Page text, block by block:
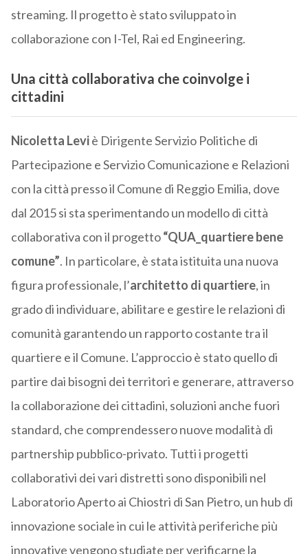
streaming. Il progetto è stato sviluppato in
collaborazione con I-Tel, Rai ed Engineering.
Una città collaborativa che coinvolge i
cittadini
Nicoletta Leviè Dirigente Servizio Politiche di
Partecipazione e Servizio Comunicazione e Relazioni
con la città presso il Comune di Reggio Emilia, dove
dal 2015 si sta sperimentando un modello di città
collaborativa con il progetto“QUA_quartiere bene
comune”. In particolare, è stata istituita una nuova
figura professionale, l’architetto di quartiere, in
grado di individuare, abilitare e gestire le relazioni di
comunità garantendo un rapporto costante tra il
quartiere e il Comune. L’approccio è stato quello di
partire dai bisogni dei territori e generare, attraverso
la collaborazione dei cittadini, soluzioni anche fuori
standard, che comprendessero nuove modalità di
partnership pubblico-privato. Tutti i progetti
collaborativi dei vari distretti sono disponibili nel
Laboratorio Aperto ai Chiostri di San Pietro, un hub di
innovazione sociale in cui le attività periferiche più
innovative vengono studiate per verificarne la